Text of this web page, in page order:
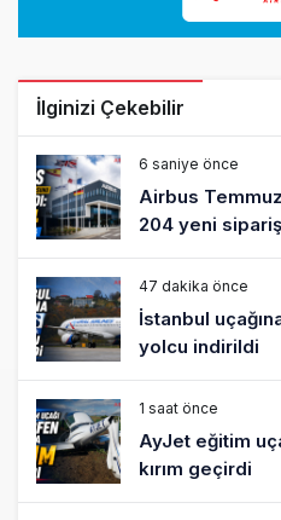
İlginizi Çekebilir
6 saniye önce
Airbus
204 yeni sipariş
47 dakika önce
İstanbul
yolcu indirildi
1 saat önce
AyJet eğitim
kırım geçirdi